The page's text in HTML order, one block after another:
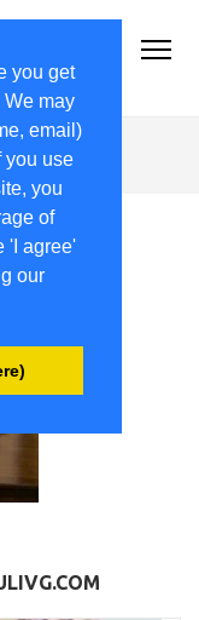
you get
may
email)
you use
you
of
'I agree'
our